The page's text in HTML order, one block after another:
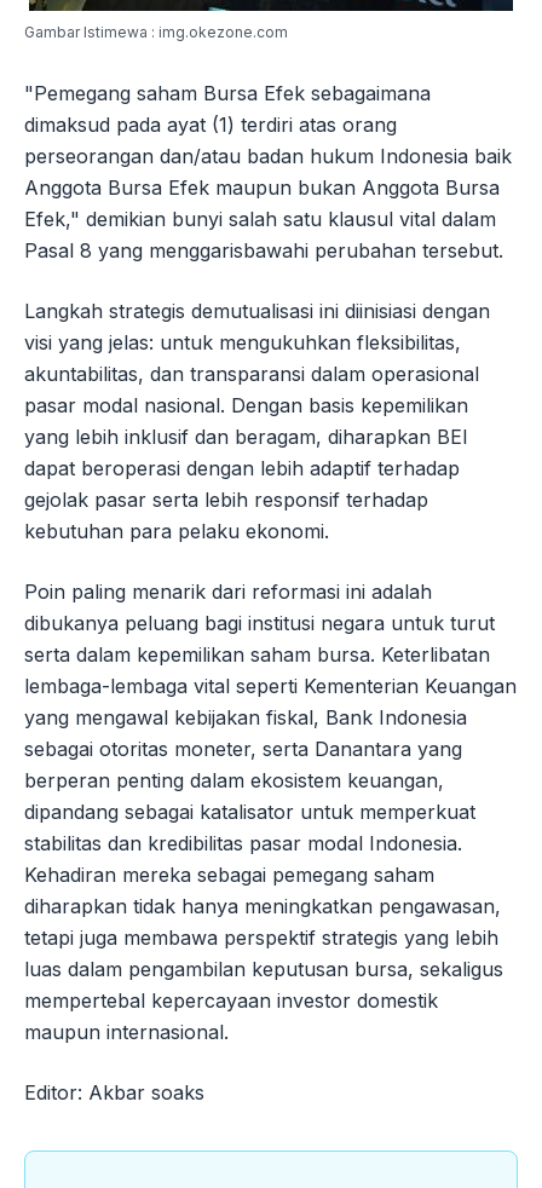
Gambar Istimewa : img.okezone.com
"Pemegang saham Bursa Efek sebagaimana
dimaksud pada ayat (1) terdiri atas orang
perseorangan dan/atau badan hukum Indonesia baik
Anggota Bursa Efek maupun bukan Anggota Bursa
Efek," demikian bunyi salah satu klausul vital dalam
Pasal 8 yang menggarisbawahi perubahan tersebut.
Langkah strategis demutualisasi ini diinisiasi dengan
visi yang jelas: untuk mengukuhkan fleksibilitas,
akuntabilitas, dan transparansi dalam operasional
pasar modal nasional. Dengan basis kepemilikan
yang lebih inklusif dan beragam, diharapkan BEI
dapat beroperasi dengan lebih adaptif terhadap
gejolak pasar serta lebih responsif terhadap
kebutuhan para pelaku ekonomi.
Poin paling menarik dari reformasi ini adalah
dibukanya peluang bagi institusi negara untuk turut
serta dalam kepemilikan saham bursa. Keterlibatan
lembaga-lembaga vital seperti Kementerian Keuangan
yang mengawal kebijakan fiskal, Bank Indonesia
sebagai otoritas moneter, serta Danantara yang
berperan penting dalam ekosistem keuangan,
dipandang sebagai katalisator untuk memperkuat
stabilitas dan kredibilitas pasar modal Indonesia.
Kehadiran mereka sebagai pemegang saham
diharapkan tidak hanya meningkatkan pengawasan,
tetapi juga membawa perspektif strategis yang lebih
luas dalam pengambilan keputusan bursa, sekaligus
mempertebal kepercayaan investor domestik
maupun internasional.
Editor: Akbar soaks